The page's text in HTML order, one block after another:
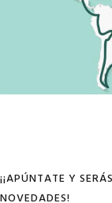
¡¡APÚNTATE Y
NOVEDADES!